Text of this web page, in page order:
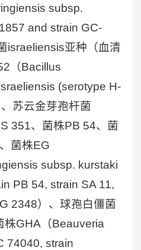
subsp.
and strain GC-
israeliensis亚种（血清
（Bacillus
(serotype H-
苏云金芽孢杆菌
351、菌株PB 54、菌
菌株EG
subsp. kurstaki
PB 54, strain SA 11,
2348）、球孢白僵菌
株GHA（Beauveria
74040, strain